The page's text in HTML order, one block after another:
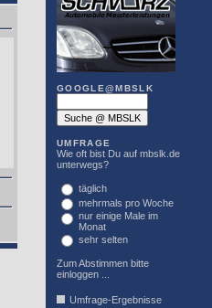
GOOGLE@MBSLK
UMFRAGE
Wie oft bist Du auf mbslk.de
unterwegs?
täglich
mehrmals pro Woche
nur einige Male im
Monat
sehr selten
Zum Abstimmen bitte
einloggen ...
Umfrage-Ergebnisse